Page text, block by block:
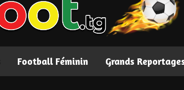
Football Féminin Grands